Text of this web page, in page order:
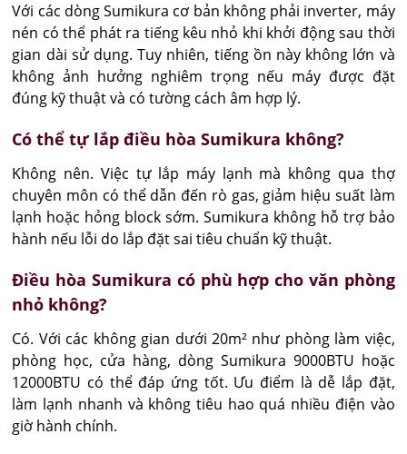
Với các dòng Sumikura cơ bản không phải inverter, máy
nén có thể phát ra tiếng kêu nhỏ khi khởi động sau thời
gian dài sử dụng. Tuy nhiên, tiếng ồn này không lớn và
không ảnh hưởng nghiêm trọng nếu máy được đặt
đúng kỹ thuật và có tường cách âm hợp lý.
Có thể tự lắp điều hòa Sumikura không?
Không nên. Việc tự lắp máy lạnh mà không qua thợ
chuyên môn có thể dẫn đến rò gas, giảm hiệu suất làm
lạnh hoặc hỏng block sớm. Sumikura không hỗ trợ bảo
hành nếu lỗi do lắp đặt sai tiêu chuẩn kỹ thuật.
Điều hòa Sumikura có phù hợp cho văn phòng
nhỏ không?
Có. Với các không gian dưới 20m² như phòng làm việc,
phòng học, cửa hàng, dòng Sumikura 9000BTU hoặc
12000BTU có thể đáp ứng tốt. Ưu điểm là dễ lắp đặt,
làm lạnh nhanh và không tiêu hao quá nhiều điện vào
giờ hành chính.